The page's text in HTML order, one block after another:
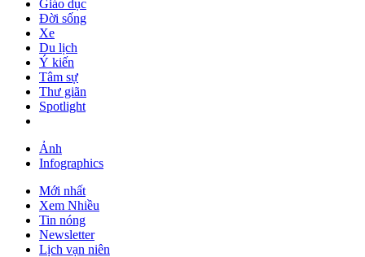
Giáo dục
Đời sống
Xe
Du lịch
Ý kiến
Tâm sự
Thư giãn
Spotlight
Ảnh
Infographics
Mới nhất
Xem Nhiều
Tin nóng
Newsletter
Lịch vạn niên